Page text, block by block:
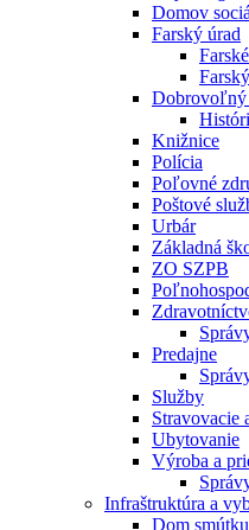
Domov
Farský úrad
Dobrovoľný
Knižnice
Polícia
Poľovné
Poštové
Urbár
Základná
ZO SZPB
Predajne
Služby
Stravovacie
Ubytovanie
Výroba a
Infraštruktúra a
Dom